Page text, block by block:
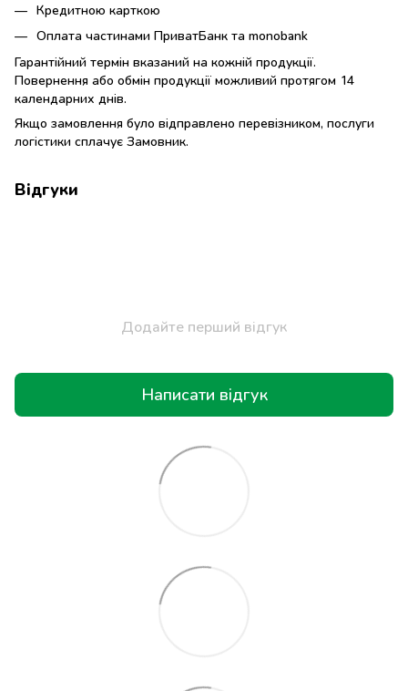
Кредитною карткою
Оплата частинами ПриватБанк та monobank
Гарантійний термін вказаний на кожній продукції.
Повернення або обмін продукції можливий протягом 14
календарних днів.
Якщо замовлення було відправлено перевізником, послуги
логістики сплачує Замовник.
Відгуки
Додайте перший відгук
Написати відгук